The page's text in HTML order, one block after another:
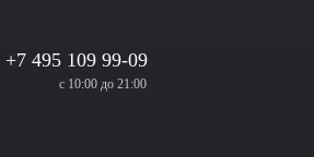
+7 495 109 99-09
с 10:00 до 21:00